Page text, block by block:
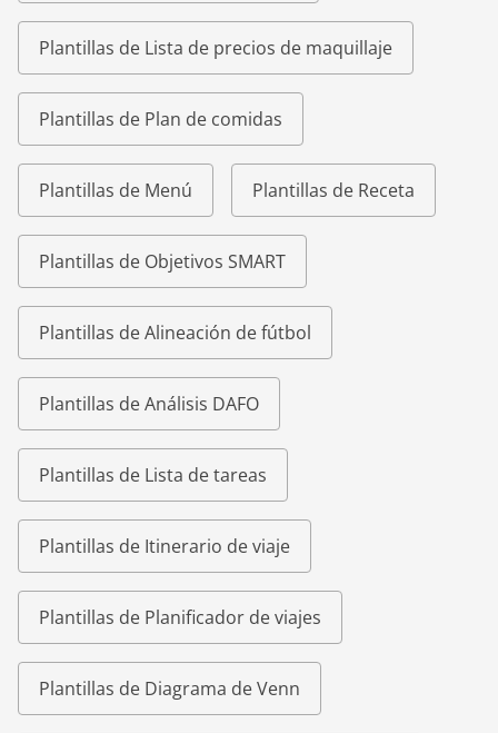
Plantillas de Lista de precios de maquillaje
Plantillas de Plan de comidas
Plantillas de Menú Plantillas de Receta
Plantillas de Objetivos SMART
Plantillas de Alineación de fútbol
Plantillas de Análisis DAFO
Plantillas de Lista de tareas
Plantillas de Itinerario de viaje
Plantillas de Planificador de viajes
Plantillas de Diagrama de Venn